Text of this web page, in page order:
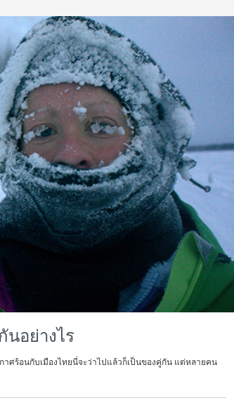
นอย่างไร
ศร้อนกับเมืองไทยนี่จะว่าไปแล้วก็เป็นของคู่กัน แต่หลายคน